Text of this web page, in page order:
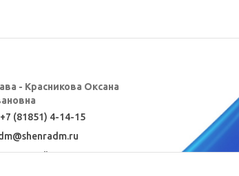
- Красникова Оксана
+7 (81851) 4-14-15
shenradm.ru
Карта сайта